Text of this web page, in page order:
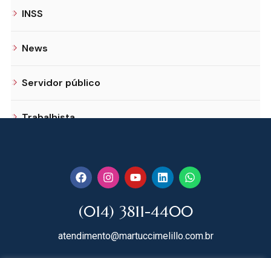
INSS
News
Servidor público
Trabalhista
(014) 3811-4400
atendimento@martuccimelillo.com.br